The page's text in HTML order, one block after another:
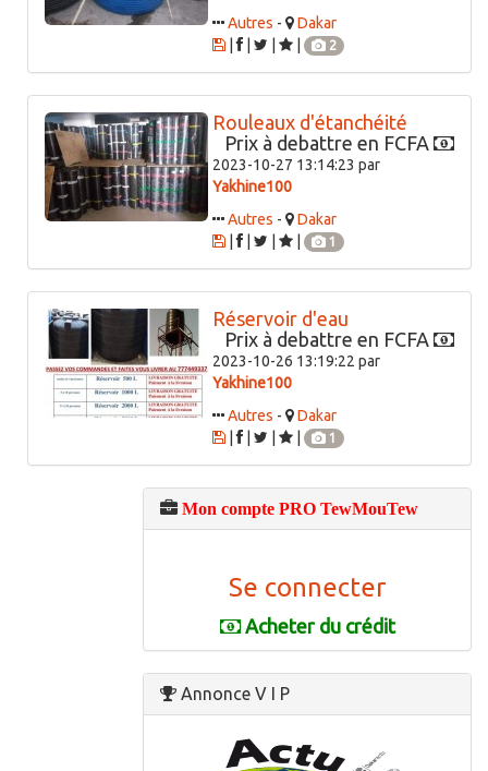
Autres -
Dakar
|
| | | 2
Rouleaux d'étanchéité
Prix à debattre en FCFA
2023-10-27 13:14:23 par
Yakhine100
Autres -
Dakar
|
| | | 1
Réservoir d'eau
Prix à debattre en FCFA
2023-10-26 13:19:22 par
Yakhine100
Autres -
Dakar
|
| | | 1
Mon compte PRO TewMouTew
Se connecter
Acheter du crédit
Annonce V I P